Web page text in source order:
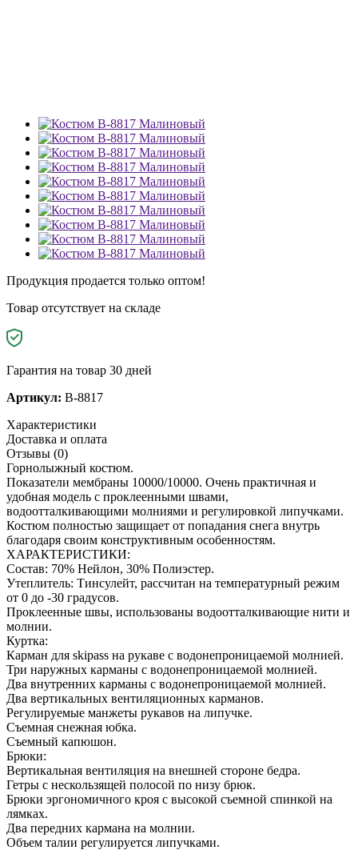
Продукция продается только оптом!
Товар отсутствует на складе
Гарантия на товар 30 дней
Артикул: B-8817
Характеристики
Доставка и оплата
Отзывы (0)
Горнолыжный костюм.
Показатели мембраны 10000/10000. Очень практичная и
удобная модель с проклеенными швами,
водоотталкивающими молниями и регулировкой липучками.
Костюм полностью защищает от попадания снега внутрь
благодаря своим конструктивным особенностям.
ХАРАКТЕРИСТИКИ:
Состав: 70% Нейлон, 30% Полиэстер.
Утеплитель: Тинсулейт, рассчитан на температурный режим
от 0 до -30 градусов.
Проклеенные швы, использованы водоотталкивающие нити и
молнии.
Куртка:
Карман для skipass на рукаве с водонепроницаемой молнией.
Три наружных карманы с водонепроницаемой молнией.
Два внутренних карманы с водонепроницаемой молнией.
Два вертикальных вентиляционных карманов.
Регулируемые манжеты рукавов на липучке.
Съемная снежная юбка.
Съемный капюшон.
Брюки:
Вертикальная вентиляция на внешней стороне бедра.
Гетры с нескользящей полосой по низу брюк.
Брюки эргономичного кроя с высокой съемной спинкой на
лямках.
Два передних кармана на молнии.
Объем талии регулируется липучками.